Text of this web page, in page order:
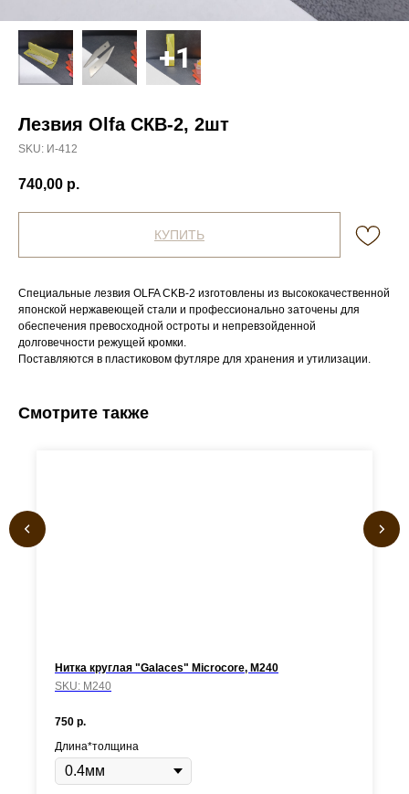
Лезвия Olfa СКВ-2, 2шт
SKU: И-412
740,00 р.
КУПИТЬ
Специальные лезвия OLFA CKB-2 изготовлены из высококачественной
японской нержавеющей стали и профессионально заточены для
обеспечения превосходной остроты и непревзойденной
долговечности режущей кромки.
Поставляются в пластиковом футляре для хранения и утилизации.
Смотрите также
Нитка круглая "Galaces" Microcore, М240
SKU: М240
750 р.
Длина*толщина